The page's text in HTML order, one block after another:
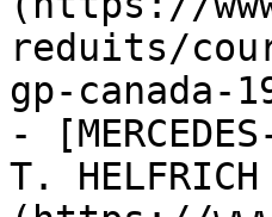
reduits/
gp-canada-
-
T.